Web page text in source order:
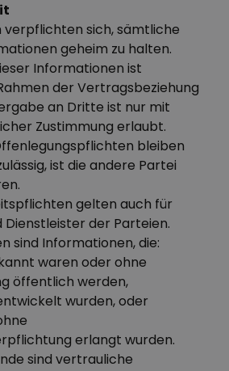
verpflichten sich, sämtliche
geheim zu halten.
Informationen ist
der Vertragsbeziehung
an Dritte ist nur mit
Zustimmung erlaubt.
bleiben
ist die andere Partei
gelten auch für
der Parteien.
sind Informationen, die:
waren oder ohne
öffentlich werden,
wurden, oder
erlangt wurden.
sind vertrauliche